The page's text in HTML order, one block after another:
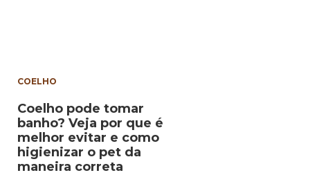
COELHO
Coelho pode tomar
banho? Veja por que é
melhor evitar e como
higienizar o pet da
maneira correta